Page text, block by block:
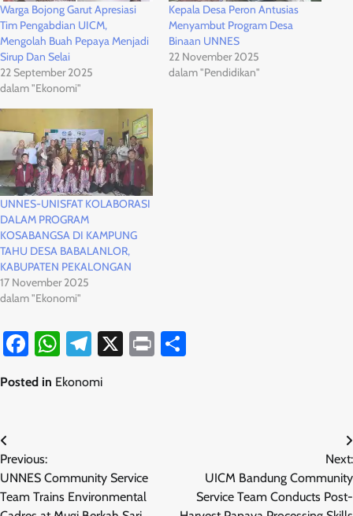
Warga Bojong Garut Apresiasi
Tim Pengabdian UICM,
Mengolah Buah Pepaya Menjadi
Sirup Dan Selai
22 September 2025
dalam "Ekonomi"
Kepala Desa Peron Antusias
Menyambut Program Desa
Binaan UNNES
22 November 2025
dalam "Pendidikan"
UNNES-UNISFAT KOLABORASI
DALAM PROGRAM
KOSABANGSA DI KAMPUNG
TAHU DESA BABALANLOR,
KABUPATEN PEKALONGAN
17 November 2025
dalam "Ekonomi"
Facebook
WhatsApp
Telegram
X Print
Posted in Ekonomi
Navigasi
pos
Previous:
UNNES Community Service
Team Trains Environmental
Next:
UICM Bandung Community
Service Team Conducts Post-